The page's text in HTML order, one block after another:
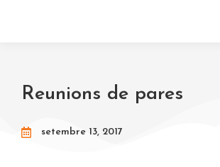
Reunions de pares
setembre 13, 2017